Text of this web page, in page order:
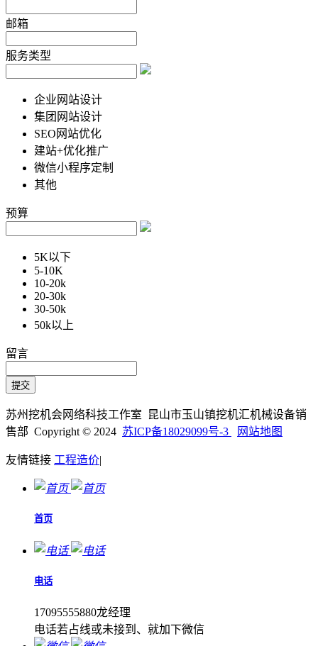
邮箱
服务类型
企业网站设计
集团网站设计
SEO网站优化
建站+优化推广
微信小程序定制
其他
预算
5K以下
5-10K
10-20k
20-30k
30-50k
50k以上
留言
苏州挖机会网络科技工作室 昆山市玉山镇挖机汇机械设备销
售部 Copyright © 2024 苏ICP备18029099号-3 网站地图
友情链接 工程造价|
首页
电话
17095555880龙经理
电话若占线或未接到、就加下微信